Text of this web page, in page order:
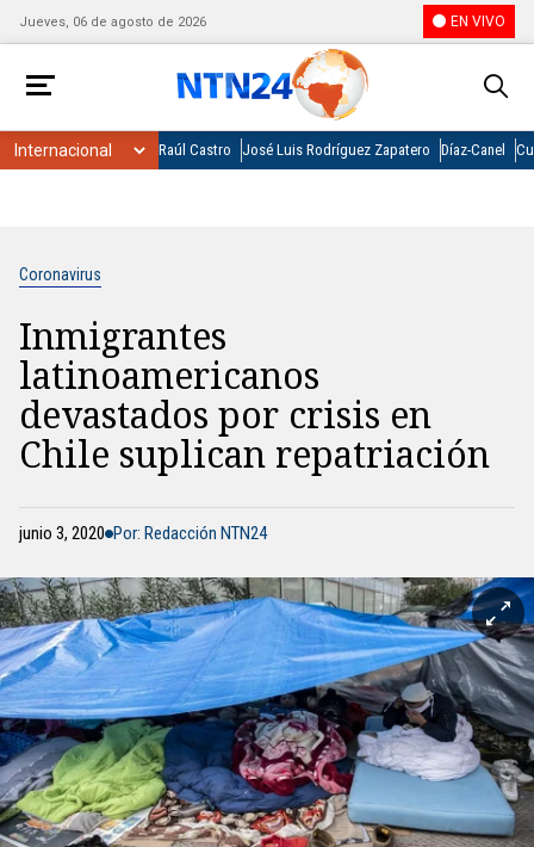
Jueves, 06 de agosto de 2026 EN VIVO
Raúl Castro José Luis Rodríguez Zapatero Díaz-Canel
Coronavirus
Inmigrantes
latinoamericanos
devastados por crisis en
Chile suplican repatriación
junio 3, 2020 Por: Redacción NTN24